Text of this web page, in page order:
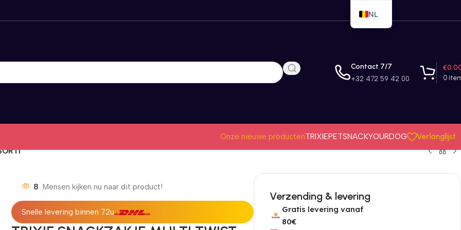
Contact 7/7
+32 472 59 42 00 0
€
Onze nieuwe productenTRIXIEPETSNACKYOURDOG
Verlanglijst
8 Mensen kijken nu naar dit product!
Snelle levering binnen 72u
Verzending & levering
Gratis levering vanaf
80€
NL
EN